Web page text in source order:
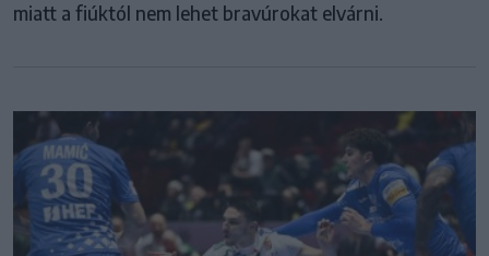
miatt a fiúktól nem lehet bravúrokat elvárni.